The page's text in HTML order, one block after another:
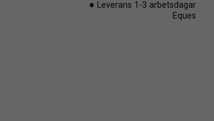
Leverans 1-3 arbetsdagar
Eques